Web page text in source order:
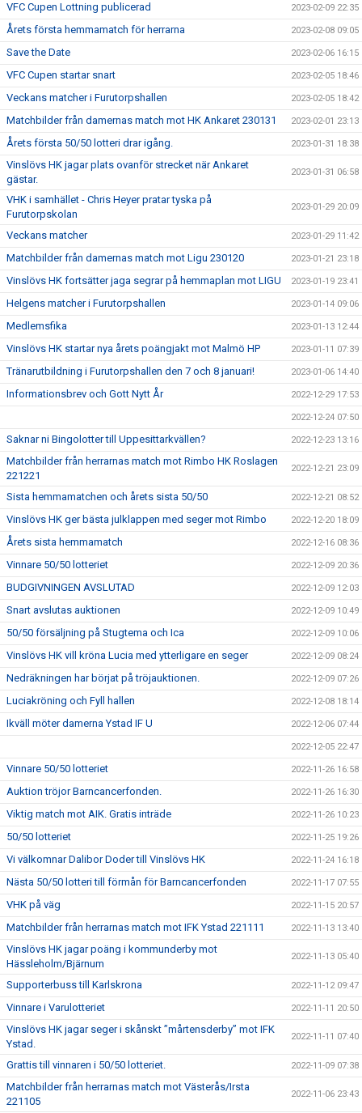
VFC Cupen Lottning publicerad 2023-02-09 22:35
Årets första hemmamatch för herrarna 2023-02-08 09:05
Save the Date 2023-02-06 16:15
VFC Cupen startar snart 2023-02-05 18:46
Veckans matcher i Furutorpshallen 2023-02-05 18:42
Matchbilder från damernas match mot HK Ankaret 230131 2023-02-01 23:13
Årets första 50/50 lotteri drar igång. 2023-01-31 18:38
Vinslövs HK jagar plats ovanför strecket när Ankaret
gästar.
2023-01-31 06:58
VHK i samhället - Chris Heyer pratar tyska på
Furutorpskolan
2023-01-29 20:09
Veckans matcher 2023-01-29 11:42
Matchbilder från damernas match mot Ligu 230120 2023-01-21 23:18
Vinslövs HK fortsätter jaga segrar på hemmaplan mot LIGU 2023-01-19 23:41
Helgens matcher i Furutorpshallen 2023-01-14 09:06
Medlemsfika 2023-01-13 12:44
Vinslövs HK startar nya årets poängjakt mot Malmö HP 2023-01-11 07:39
Tränarutbildning i Furutorpshallen den 7 och 8 januari! 2023-01-06 14:40
Informationsbrev och Gott Nytt År 2022-12-29 17:53
2022-12-24 07:50
Saknar ni Bingolotter till Uppesittarkvällen? 2022-12-23 13:16
Matchbilder från herrarnas match mot Rimbo HK Roslagen
221221
2022-12-21 23:09
Sista hemmamatchen och årets sista 50/50 2022-12-21 08:52
Vinslövs HK ger bästa julklappen med seger mot Rimbo 2022-12-20 18:09
Årets sista hemmamatch 2022-12-16 08:36
Vinnare 50/50 lotteriet 2022-12-09 20:36
BUDGIVNINGEN AVSLUTAD 2022-12-09 12:03
Snart avslutas auktionen 2022-12-09 10:49
50/50 försäljning på Stugtema och Ica 2022-12-09 10:06
Vinslövs HK vill kröna Lucia med ytterligare en seger 2022-12-09 08:24
Nedräkningen har börjat på tröjauktionen. 2022-12-09 07:26
Luciakröning och Fyll hallen 2022-12-08 18:14
Ikväll möter damerna Ystad IF U 2022-12-06 07:44
2022-12-05 22:47
Vinnare 50/50 lotteriet 2022-11-26 16:58
Auktion tröjor Barncancerfonden. 2022-11-26 16:30
Viktig match mot AIK. Gratis inträde 2022-11-26 10:23
50/50 lotteriet 2022-11-25 19:26
Vi välkomnar Dalibor Doder till Vinslövs HK 2022-11-24 16:18
Nästa 50/50 lotteri till förmån för Barncancerfonden 2022-11-17 07:55
VHK på väg 2022-11-15 20:57
Matchbilder från herrarnas match mot IFK Ystad 221111 2022-11-13 13:40
Vinslövs HK jagar poäng i kommunderby mot
Hässleholm/Bjärnum
2022-11-13 05:40
Supporterbuss till Karlskrona 2022-11-12 09:47
Vinnare i Varulotteriet 2022-11-11 20:50
Vinslövs HK jagar seger i skånskt ”mårtensderby” mot IFK
Ystad.
2022-11-11 07:40
Grattis till vinnaren i 50/50 lotteriet. 2022-11-09 07:38
Matchbilder från herrarnas match mot Västerås/Irsta
221105
2022-11-06 23:43